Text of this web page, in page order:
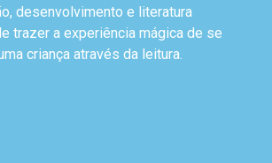
desenvolvimento e literatura
trazer a experiência mágica de se
criança através da leitura.